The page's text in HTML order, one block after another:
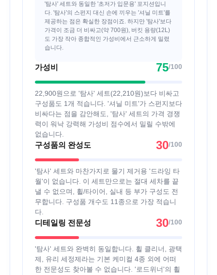
'탐사' 세트와 동일한 '초저가 입문용' 포지션입니
다. '탐사'의 스펀지 대신 손에 끼우는 '셔닐 미트'를
제공하는 점은 확실한 장점이죠. 하지만 '탐사'보다
가격이 조금 더 비싸고(약 700원), 버킷 용량(12L)
도 가장 작아 종합적인 가성비에서 근소하게 밀렸
습니다.
가성비 75/100
22,900원으로 '탐사' 세트(22,210원)보다 비싸고
구성품도 1개 적습니다. '셔닐 미트'가 스펀지보다
비싸다는 점을 감안해도, '탐사' 세트의 가격 경쟁
력이 워낙 강력해 가성비 점수에서 밀릴 수밖에
없습니다.
구성품의 완성도 30/100
'탐사' 세트와 마찬가지로 물기 제거용 '드라잉 타
월'이 없습니다. 이 세트만으로는 절대 세차를 끝
낼 수 없으며, 휠/타이어, 실내 등 부가 구성도 전
무합니다. 구성품 개수도 11종으로 가장 적습니
다.
디테일링 전문성 30/100
'탐사' 세트와 완벽히 동일합니다. 휠 클리너, 광택
제, 유리 세정제라는 기본 케미컬 4종 외에 어떠
한 전문성도 찾아볼 수 없습니다. '로드위너'의 휠